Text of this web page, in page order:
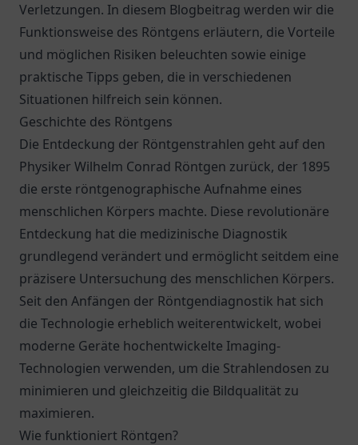
Verletzungen. In diesem Blogbeitrag werden wir die
Funktionsweise des Röntgens erläutern, die Vorteile
und möglichen Risiken beleuchten sowie einige
praktische Tipps geben, die in verschiedenen
Situationen hilfreich sein können.
Geschichte des Röntgens
Die Entdeckung der Röntgenstrahlen geht auf den
Physiker Wilhelm Conrad Röntgen zurück, der 1895
die erste röntgenographische Aufnahme eines
menschlichen Körpers machte. Diese revolutionäre
Entdeckung hat die medizinische Diagnostik
grundlegend verändert und ermöglicht seitdem eine
präzisere Untersuchung des menschlichen Körpers.
Seit den Anfängen der Röntgendiagnostik hat sich
die Technologie erheblich weiterentwickelt, wobei
moderne Geräte hochentwickelte Imaging-
Technologien verwenden, um die Strahlendosen zu
minimieren und gleichzeitig die Bildqualität zu
maximieren.
Wie funktioniert Röntgen?